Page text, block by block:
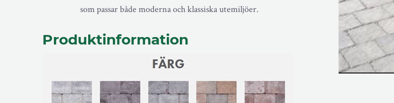
som passar både moderna och klassiska utemiljöer.
Produktinformation